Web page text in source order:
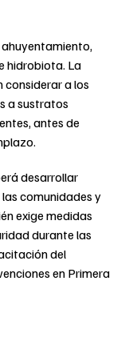
hidrobiota. La
considerar a los
a sustratos
antes de
desarrollar
comunidades y
exige medidas
durante las
del
en Primera